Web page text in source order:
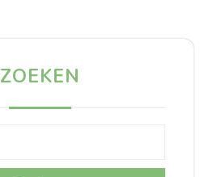
ZOEKEN